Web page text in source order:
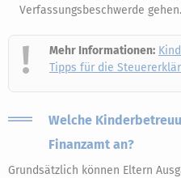
Verfassungsbeschwerde gehen.
Mehr Informationen:
Tipps für die
Welche
Finanzamt an?
Grundsätzlich können Eltern